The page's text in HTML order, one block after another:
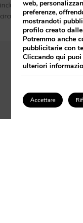
include: macchina da caffè
circuito termale della spa e
web,
preferenze,
mostrandoti
profilo creato
Potremmo anche
pubblicitarie con
Cliccandoqui puoi
ulteriori
Accettare